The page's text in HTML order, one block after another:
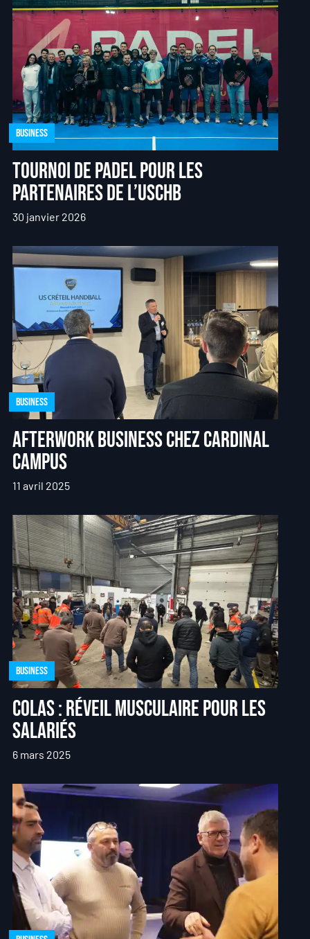
Business
Tournoi de padel pour les
partenaires de l’USCHB
30 janvier 2026
Business
Afterwork Business chez Cardinal
Campus
11 avril 2025
Business
Colas : réveil musculaire pour les
salariés
6 mars 2025